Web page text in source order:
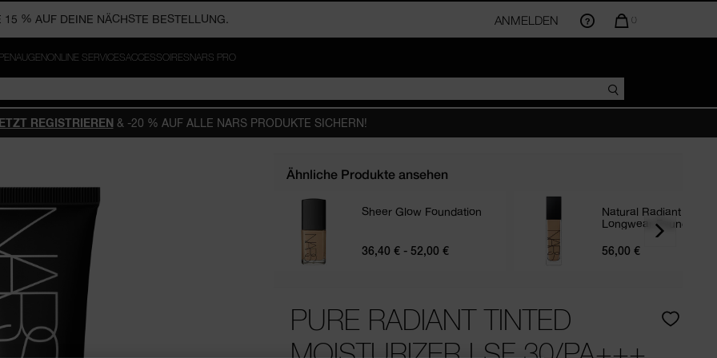
ANMELDEN
DIE
BETRÄGT
0
AUGENONLINE SERVICESACCESSOIRESNARS PRO
REGISTRIEREN& -20 % AUF ALLE NARS PRODUKTE SICHERN!
Ähnliche Produkte ansehen
Sheer Glow Foundation
36,40 € - 52,00 €
Natural Radiant
Longwear Foundation
56,00 €
PURE RADIANT TINTED